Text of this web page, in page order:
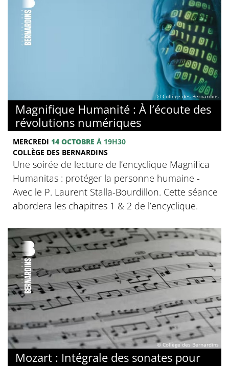
© Collège des Bernardins
Magnifique Humanité : À l’écoute des
révolutions numériques
MERCREDI 14 OCTOBRE À 19H30
COLLÈGE DES BERNARDINS
Une soirée de lecture de l’encyclique Magnifica
Humanitas : protéger la personne humaine -
Avec le P. Laurent Stalla-Bourdillon. Cette séance
abordera les chapitres 1 & 2 de l’encyclique.
© Collège des Bernardins
Mozart : Intégrale des sonates pour